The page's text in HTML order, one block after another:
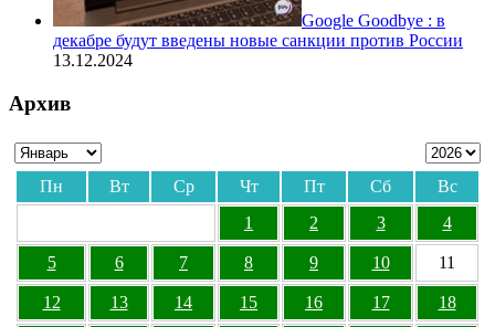
Google Goodbye : в
декабре будут введены новые санкции против России
13.12.2024
Архив
Пн Вт Ср Чт Пт Сб
Вс
1
2 3 4
5 6 7 8 9 10 11
12 13 14 15 16 17 18